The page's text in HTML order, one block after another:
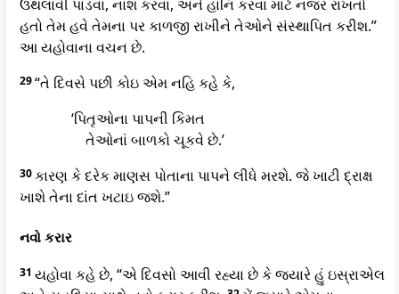
ઉથલાવી પાડવા, નાશ કરવા, અને હાનિ કરવા માટે નજર રાખતો
હતો તેમ હવે તેમના પર કાળજી રાખીને તેઓને સંસ્થાપિત કરીશ.”
આ યહોવાના વચન છે.
29“તે દિવસે પછી કોઇ એમ નહિ કહે કે,
‘પિતૃઓના પાપની કિમત
તેઓનાં બાળકો ચૂકવે છે.’
30કારણ કે દરેક માણસ પોતાના પાપને લીધે મરશે. જે ખાટી દ્રાક્ષ
ખાશે તેના દાંત ખટાઇ જશે.”
નવો કરાર
31 યહોવા કહે છે, “એ દિવસો આવી રહ્યા છે કે જ્યારે હું ઇસ્રાએલ